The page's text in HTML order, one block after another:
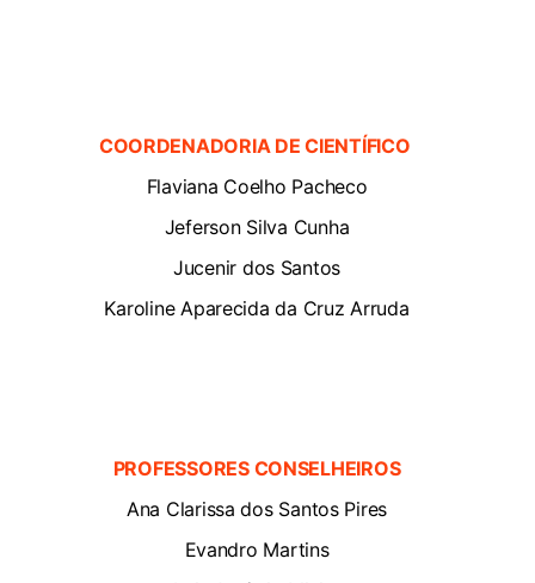
COORDENADORIA DE CIENTÍFICO
Flaviana Coelho Pacheco
Jeferson Silva Cunha
Jucenir dos Santos
Karoline Aparecida da Cruz Arruda
PROFESSORES CONSELHEIROS
Ana Clarissa dos Santos Pires
Evandro Martins